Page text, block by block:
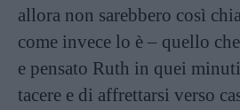
allora non sarebbero così
come invece lo è – quello
e pensato Ruth in quei
tacere e di affrettarsi verso